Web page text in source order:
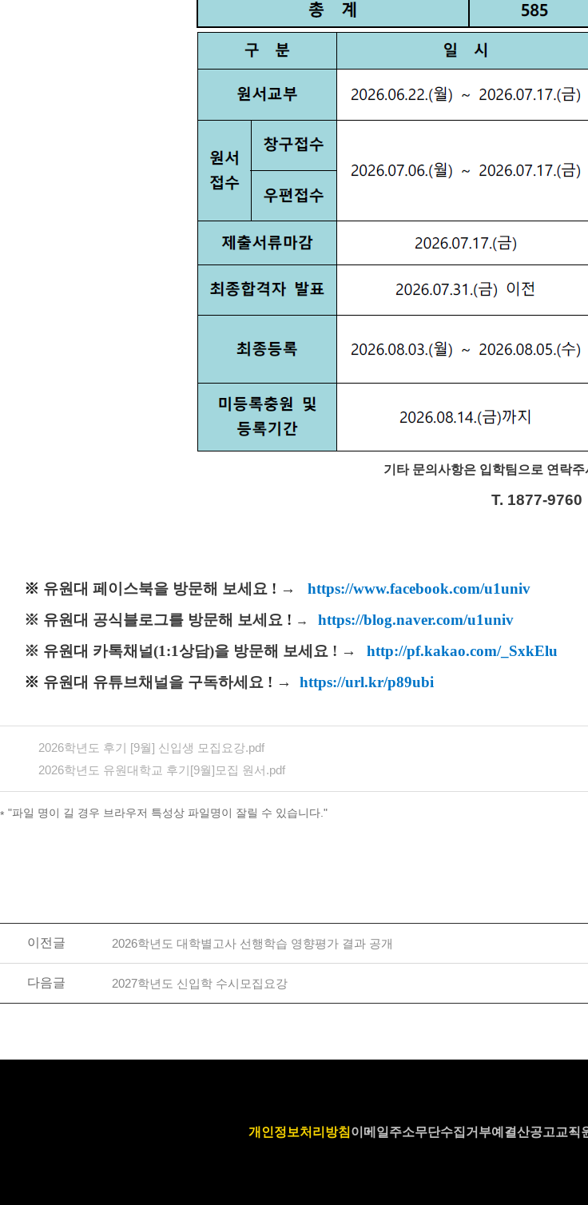
기타 문의사항은 입학팀으로 연락
T. 1877-9760
※ 유원대 페이스북을 방문해 보세요 ! →
https://www.facebook.com/u1univ
※ 유원대 공식블로그를 방문해 보세요 ! → https://blog.naver.com/u1univ
※ 유원대 카톡채널(1:1상담)을 방문해 보세요 ! →
http://pf.kakao.com/_SxkElu
※ 유원대 유튜브채널을 구독하세요 ! → https://url.kr/p89ubi
2026학년도 후기 [9월] 신입생 모집요강.pdf
2026학년도 유원대학교 후기[9월]모집 원서.pdf
"파일 명이 길 경우 브라우저 특성상 파일명이 잘릴 수 있습니다."
이전글 2026학년도 대학별고사 선행학습 영향평가 결과 공개
다음글 2027학년도 신입학 수시모집요강
개인정보처리방침이메일주소무단수집거부예결산공고교직